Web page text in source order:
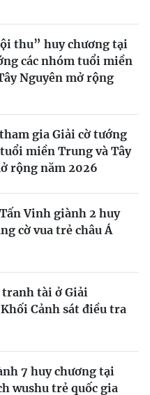
thu” huy chương tại
các nhóm tuổi miền
Nguyên mở rộng
gia Giải cờ tướng
miền Trung và Tây
rộng năm 2026
Vinh giành 2 huy
cờ vua trẻ châu Á
tài ở Giải
Cảnh sát điều tra
7 huy chương tại
wushu trẻ quốc gia